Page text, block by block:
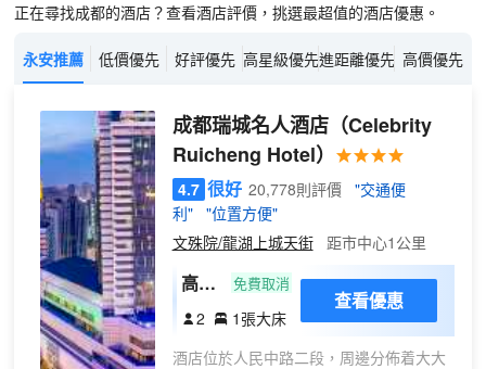
正在尋找成都的酒店？查看酒店評價，挑選最超值的酒店優惠。
永安推薦 低價優先 好評優先 高星級優先進距離優先 高價優先
成都瑞城名人酒店（Celebrity
Ruicheng Hotel）
4.7 很好 20,778則評價
"交通便
利"
"位置方便"
文殊院/龍湖上城天街
距市中心1公里
高級
大床
免費取消
2 1張大床
查看優惠
酒店位於人民中路二段，周邊分佈着大大